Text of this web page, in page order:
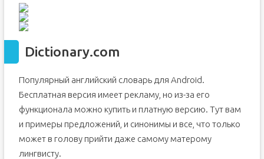
Dictionary.com
Популярный английский словарь для Android.
Бесплатная версия имеет рекламу, но из-за его
функционала можно купить и платную версию. Тут вам
и примеры предложений, и синонимы и все, что только
может в голову прийти даже самому матерому
лингвисту.